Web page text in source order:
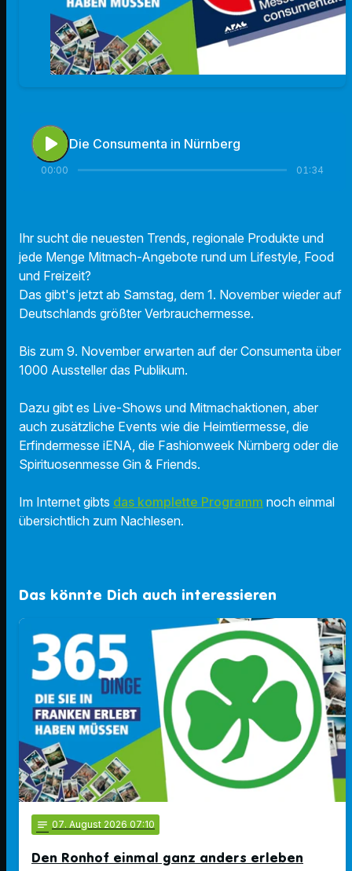
play_arrow Die Consumenta in Nürnberg
00:00 01:34
Ihr sucht die neuesten Trends, regionale Produkte und
jede Menge Mitmach-Angebote rund um Lifestyle, Food
und Freizeit?
Das gibt's jetzt ab Samstag, dem 1. November wieder auf
Deutschlands größter Verbrauchermesse.
Bis zum 9. November erwarten auf der Consumenta über
1000 Aussteller das Publikum.
Dazu gibt es Live-Shows und Mitmachaktionen, aber
auch zusätzliche Events wie die Heimtiermesse, die
Erfindermesse iENA, die Fashionweek Nürnberg oder die
Spirituosenmesse Gin & Friends.
Im Internet gibts das komplette Programm noch einmal
übersichtlich zum Nachlesen.
Das könnte Dich auch interessieren
notes 07. August 2026 07:10
Den Ronhof einmal ganz anders erleben